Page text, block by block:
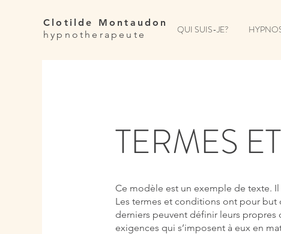
Clotilde Montaudon
hypnotherapeute
QUI SUIS-JE?
TERMES
Ce modèle est un exemple de texte.
Les termes et conditions ont pour
derniers peuvent définir leurs
exigences qui s’imposent à eux en